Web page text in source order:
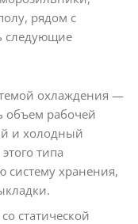
рядом с
следующие
охлаждения —
объем рабочей
и холодный
типа
систему хранения,
статической